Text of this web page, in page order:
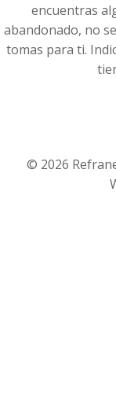
encuentras
abandonado, no
tomas para ti.
© 2026